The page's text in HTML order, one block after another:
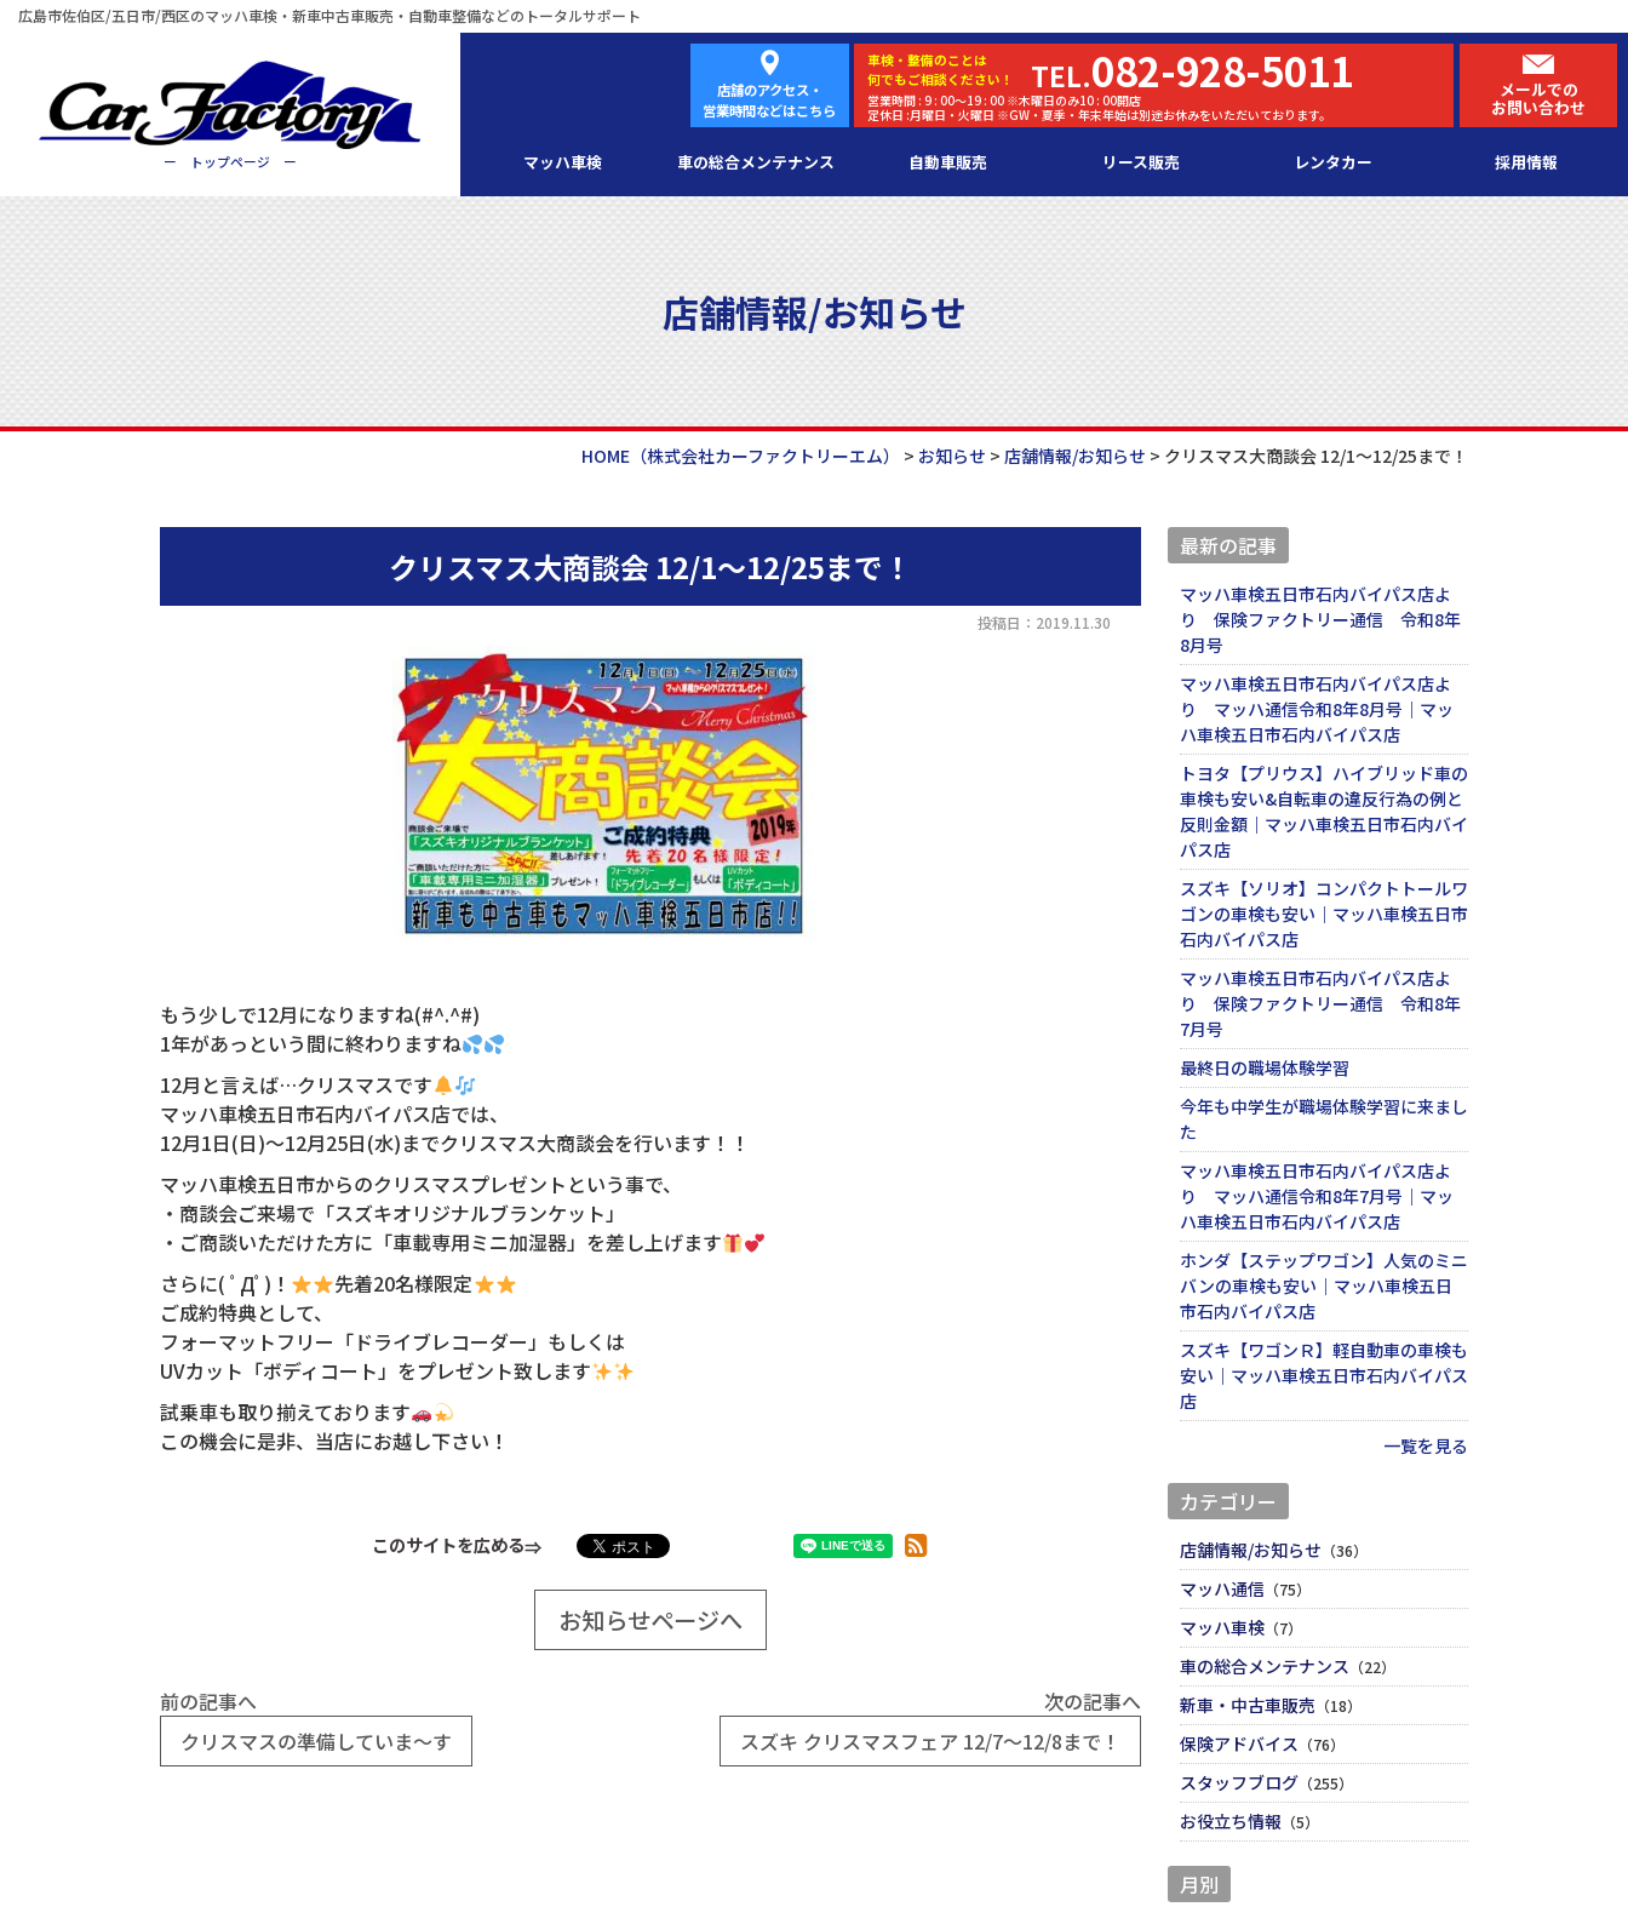
広島市佐伯区/五日市/西区のマッハ車検・新車中古車販売・自動車整備などのトータルサポート
ー トップページ ー
車検・ 整備のことは
何でもご相談ください！
TEL.082-928-5011
営業時間 : 9 : 00～19 : 00 ※木曜日のみ10 : 00開店
定休日 :月曜日・火曜日 ※GW・夏季・年末年始は別途お休みをいただいております。
店舗のアクセス・
営業時間などはこちら
メールでの
お問い合わせ
マッハ車検 車の総合メンテナンス 自動車販売 リース販売 レンタカー 採用情報
店舗情報/お知らせ
HOME （株式会社カーファクトリーエム） > お知らせ > 店舗情報/お知らせ > クリスマス大商談会 12/1～12/25まで！
クリスマス大商談会 12/1～12/25まで！
投稿日：2019.11.30
もう少しで12月になりますね(#^.^#)
1年があっという間に終わりますね
12月と言えば…クリスマスです
マッハ車検五日市石内バイパス店では、
12月1日(日)～12月25日(水)までクリスマス大商談会を行います！！
マッハ車検五日市からのクリスマスプレゼントという事で、
・商談会ご来場で「スズキオリジナルブランケット」
・ご商談いただけた方に「車載専用ミニ加湿器」を差し上げます
さらに( ﾟДﾟ)！
先着20名様限定
ご成約特典として、
フォーマットフリー「ドライブレコーダー」もしくは
UVカット「ボディコート」をプレゼント致します
試乗車も取り揃えております
この機会に是非、当店にお越し下さい！
このサイトを広める
お知らせページへ
前の記事へ
クリスマスの準備していま～す
次の記事へ
スズキ クリスマスフェア 12/7～12/8まで！
最新の記事
マッハ車検五日市石内バイパス店よ
り 保険ファクトリー通信 令和8年
8月号
マッハ車検五日市石内バイパス店よ
り マッハ通信令和8年8月号｜マッ
ハ車検五日市石内バイパス店
トヨタ【プリウス】ハイブリッド車の
車検も安い&自転車の違反行為の例と
反則金額｜マッハ車検五日市石内バイ
パス店
スズキ【ソリオ】コンパクトトールワ
ゴンの車検も安い｜マッハ車検五日市
石内バイパス店
マッハ車検五日市石内バイパス店よ
り 保険ファクトリー通信 令和8年
7月号
最終日の職場体験学習
今年も中学生が職場体験学習に来まし
た
マッハ車検五日市石内バイパス店よ
り マッハ通信令和8年7月号｜マッ
ハ車検五日市石内バイパス店
ホンダ【ステップワゴン】人気のミニ
バンの車検も安い｜マッハ車検五日
市石内バイパス店
スズキ【ワゴンＲ】軽自動車の車検も
安い｜マッハ車検五日市石内バイパス
店
一覧を見る
カテゴリー
店舗情報/お知らせ （36）
マッハ通信 （75）
マッハ車検（7）
車の総合メンテナンス （22）
新車・中古車販売 （18）
保険アドバイス （76）
スタッフブログ（255）
お役立ち情報 （5）
月別